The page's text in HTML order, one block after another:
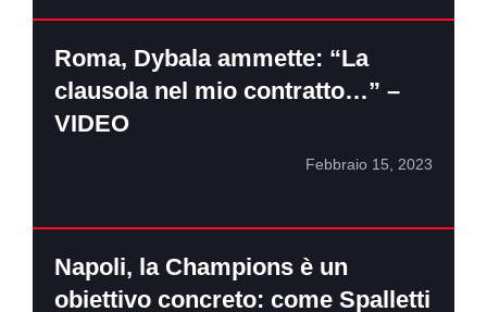
Roma, Dybala ammette: “La
clausola nel mio contratto…” –
VIDEO
Febbraio 15, 2023
Napoli, la Champions è un
obiettivo concreto: come Spalletti